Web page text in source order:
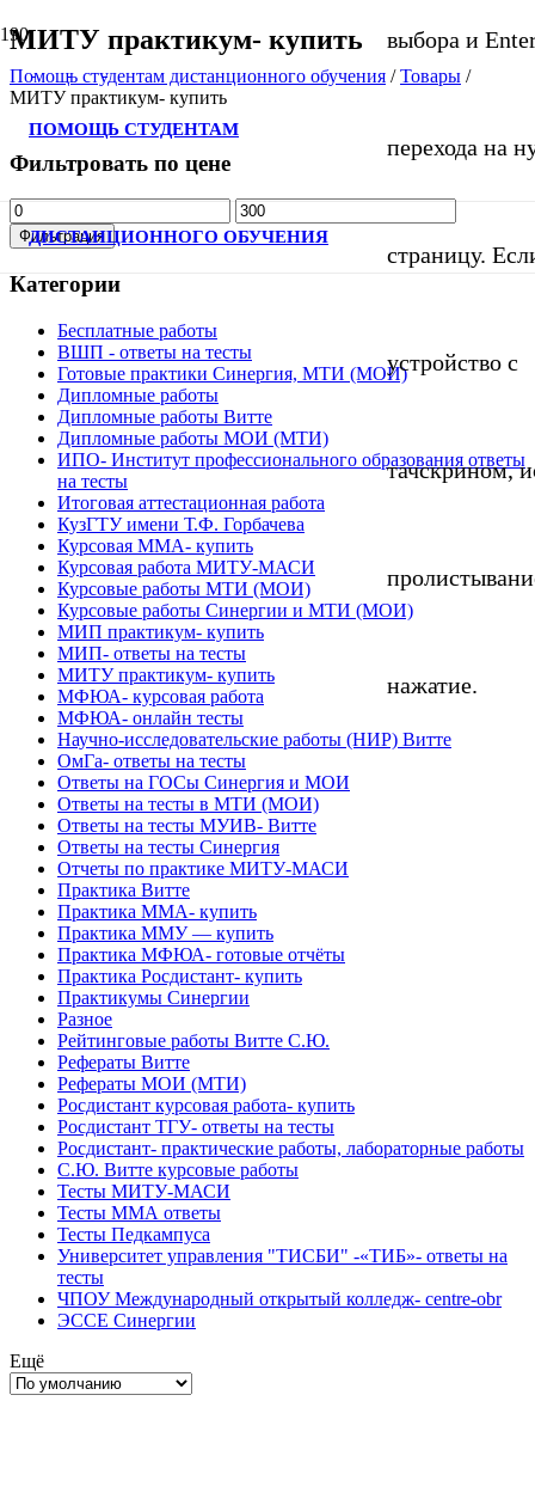
ПОМОЩЬ СТУДЕНТАМ
ДИСТАНЦИОННОГО ОБУЧЕНИЯ
выбора и
перехода на
страницу.
устройство с
тачскрином,
нажатие.
МИТУ практикум- купить
Помощь студентам дистанционного обучения /Товары /
МИТУ практикум- купить
Фильтровать по цене
Минимальная
цена
Максимальная
цена
Фильтрация
Категории
Бесплатные работы
ВШП - ответы на тесты
Готовые практики Синергия, МТИ (МОИ)
Дипломные работы
Дипломные работы Витте
Дипломные работы МОИ (МТИ)
ИПО- Институт профессионального образования ответы
на тесты
Итоговая аттестационная работа
КузГТУ имени Т.Ф. Горбачева
Курсовая ММА- купить
Курсовая работа МИТУ-МАСИ
Курсовые работы МТИ (МОИ)
Курсовые работы Синергии и МТИ (МОИ)
МИП практикум- купить
МИП- ответы на тесты
МИТУ практикум- купить
МФЮА- курсовая работа
МФЮА- онлайн тесты
Научно-исследовательские работы (НИР) Витте
ОмГа- ответы на тесты
Ответы на ГОСы Синергия и МОИ
Ответы на тесты в МТИ (МОИ)
Ответы на тесты МУИВ- Витте
Ответы на тесты Синергия
Отчеты по практике МИТУ-МАСИ
Практика Витте
Практика ММА- купить
Практика ММУ — купить
Практика МФЮА- готовые отчёты
Практика Росдистант- купить
Практикумы Синергии
Разное
Рейтинговые работы Витте С.Ю.
Рефераты Витте
Рефераты МОИ (МТИ)
Росдистант курсовая работа- купить
Росдистант ТГУ- ответы на тесты
Росдистант- практические работы, лабораторные работы
С.Ю. Витте курсовые работы
Тесты МИТУ-МАСИ
Тесты ММА ответы
Тесты Педкампуса
Университет управления "ТИСБИ" -«ТИБ»- ответы на
тесты
ЧПОУ Международный открытый колледж- centre-obr
ЭССЕ Синергии
Ещё